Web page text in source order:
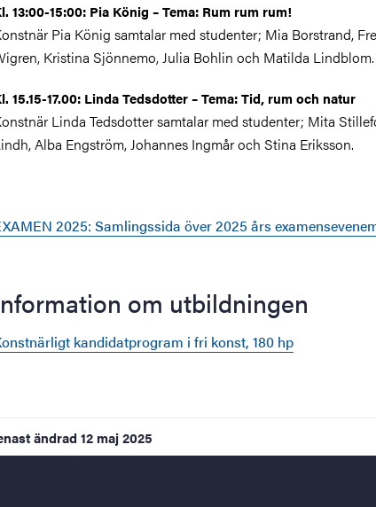
13:00-15:00: Pia König – Tema: Rum rum rum!
Pia König samtalar med studenter; Mia Borstrand,
Kristina Sjönnemo, Julia Bohlin och Matilda Lindblom.
15.15-17.00: Linda Tedsdotter – Tema: Tid, rum och natur
Linda Tedsdotter samtalar med studenter; Mita
Alba Engström, Johannes Ingmår och Stina Eriksson.
2025: Samlingssida över 2025 års
om utbildningen
kandidatprogram i fri konst, 180 hp
ändrad 12 maj 2025